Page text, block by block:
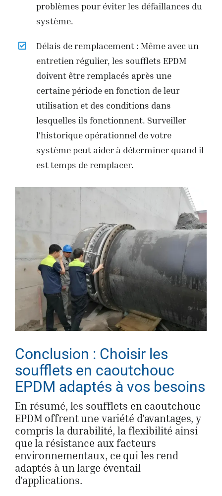
problèmes pour éviter les défaillances du
système.
Délais de remplacement : Même avec un
entretien régulier, les soufflets EPDM
doivent être remplacés après une
certaine période en fonction de leur
utilisation et des conditions dans
lesquelles ils fonctionnent. Surveiller
l’historique opérationnel de votre
système peut aider à déterminer quand il
est temps de remplacer.
Conclusion : Choisir les
soufflets en caoutchouc
EPDM adaptés à vos besoins
En résumé, les soufflets en caoutchouc
EPDM offrent une variété d’avantages, y
compris la durabilité, la flexibilité ainsi
que la résistance aux facteurs
environnementaux, ce qui les rend
adaptés à un large éventail
d’applications.